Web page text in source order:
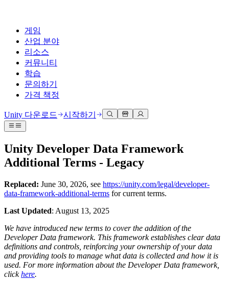
게임
산업 분야
리소스
커뮤니티
학습
문의하기
가격 책정
Unity 엔진
모든 플랫폼 위한 2D 및 3D 게임 제작
협업
Unity 다운로드
플랜 및 가격
멀티플랫폼
Unity가 지원하는 25개 이상의 플랫폼을 살펴보세요.
LiveOps
3D 협업
실시간 3D 프로젝트 빌드 및 검토
몰입형 교육
고객 경험
인터랙티브 3D 경험 제작
제조업
운영 우수성 확보
리테일
기술 자료
공식 유저. '광고 지면'의 타겟 고객 매뉴얼 및 API 레퍼런스
릴리스 버전 및 이슈 트래커
로드맵
예정된 기능 검토
용어집
기술 용어 라이브러리
분석 자료
토론
토론, 문제 해결, 소통
글로벌 이벤트 및 현지 이벤트
커뮤니티 사례
Made with Unity
Unity 크리에이터 소개
Livestreams
개발자, 크리에이터, Insider와의 소통
Unity Learn
전문 교육
Unity 처음 사용하시나요
시작하기
Unity 필수 학습 길잡이
Unity 사용이 처음이신가요? 여정 시작하기
사용법 가이드
도움 받기
성공을 위한 Unity
Success 플랜
FAQ
일반적인 질문에 대한 답변
문의하기
유니티 팀과 소통하기
Unity 다운로드 시작하기
Unity Developer Data Framework
Additional Terms - Legacy
Replaced: June 30, 2026, see https://unity.com/legal/developer-
data-framework-additional-terms for current terms.
Last Updated: August 13, 2025
We have introduced new terms to cover the addition of the
Developer Data framework. This framework establishes clear data
definitions and controls, reinforcing your ownership of your data
and providing tools to manage what data is collected and how it is
used. For more information about the Developer Data framework,
click here.